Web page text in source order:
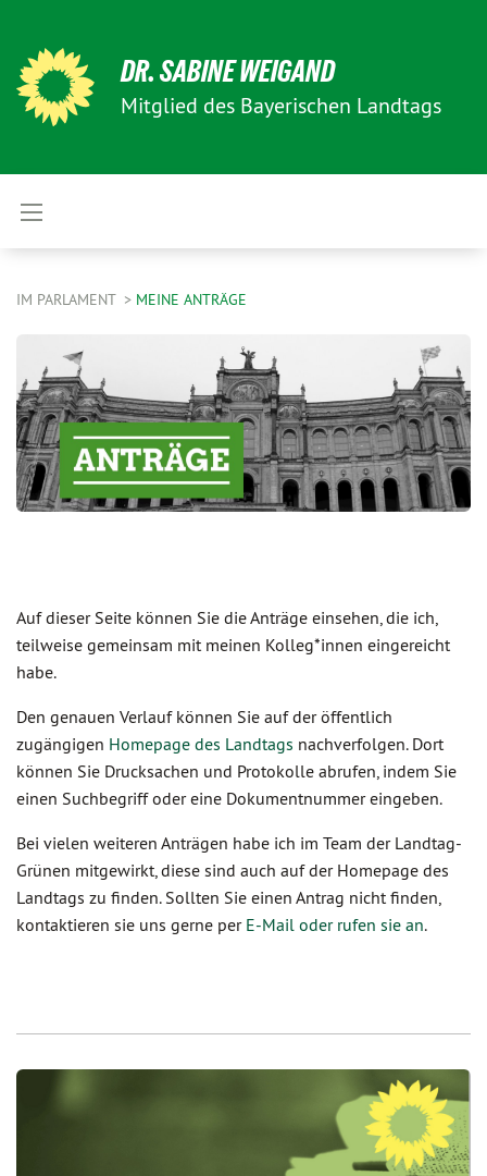
DR. SABINE WEIGAND
Mitglied des Bayerischen Landtags
IM PARLAMENT MEINE ANTRÄGE
Auf dieser Seite können Sie die Anträge einsehen, die ich,
teilweise gemeinsam mit meinen Kolleg*innen eingereicht
habe.
Den genauen Verlauf können Sie auf der öffentlich
zugängigen Homepage des Landtags nachverfolgen. Dort
können Sie Drucksachen und Protokolle abrufen, indem Sie
einen Suchbegriff oder eine Dokumentnummer eingeben.
Bei vielen weiteren Anträgen habe ich im Team der Landtag-
Grünen mitgewirkt, diese sind auch auf der Homepage des
Landtags zu finden. Sollten Sie einen Antrag nicht finden,
kontaktieren sie uns gerne per E-Mail oder rufen sie an.